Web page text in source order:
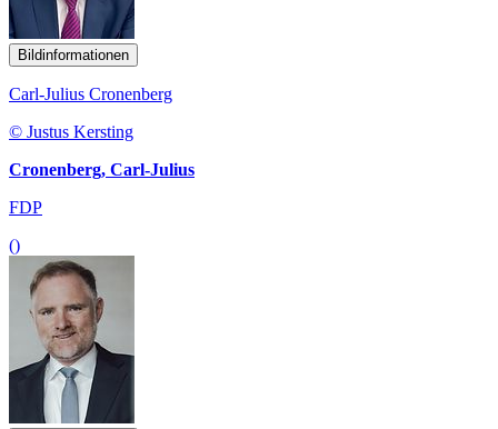
Bildinformationen
Carl-Julius Cronenberg
© Justus Kersting
Cronenberg, Carl-Julius
FDP
()